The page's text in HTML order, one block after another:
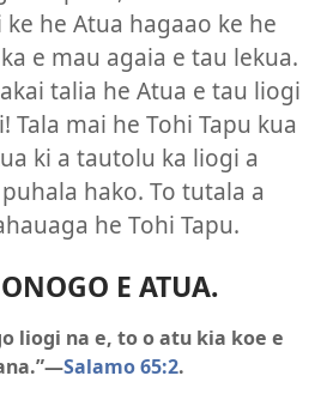
he Atua hagaao ke he
e mau agaia e tau lekua.
talia he Atua e tau liogi
Tala mai he Tohi Tapu kua
ki a tautolu ka liogi a
hako. To tutala a
he Tohi Tapu.
E ATUA.
liogi na e, to o atu kia koe e
Salamo 65:2.